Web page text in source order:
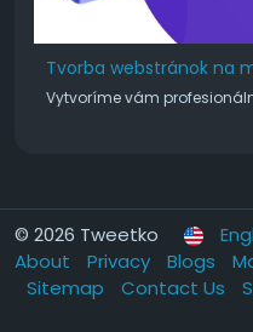
Tvorba webstránok na
Vytvoríme vám
© 2026 Tweetko
About
Privacy Blogs
Sitemap
Contact Us